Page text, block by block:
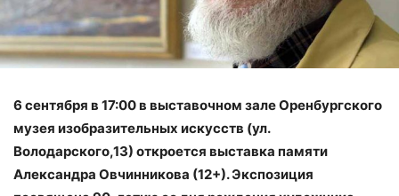
6 сентября в 17:00 в выставочном зале Оренбургского
музея изобразительных искусств (ул.
Володарского,13) откроется выставка памяти
Александра Овчинникова (12+). Экспозиция